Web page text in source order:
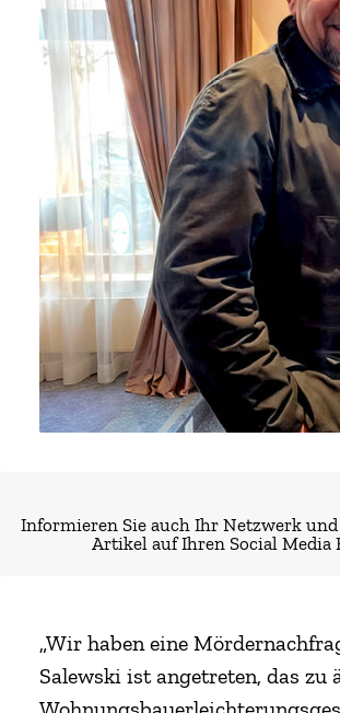
Informieren Sie auch Ihr Netzwerk und
Artikel auf Ihren Social Media
„Wir haben eine
Salewski ist angetreten, das zu